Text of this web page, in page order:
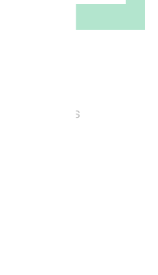
nous vous